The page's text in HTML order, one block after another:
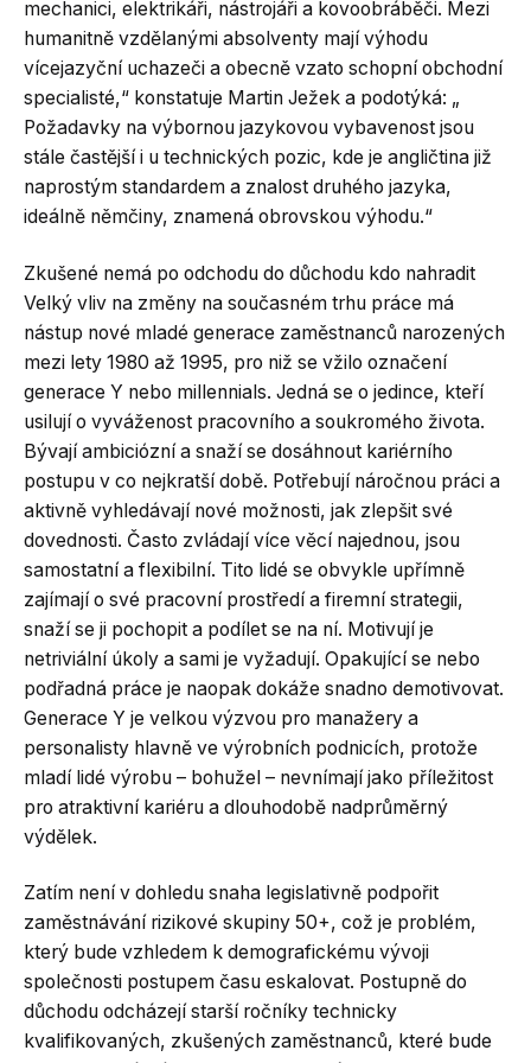
mechanici, elektrikáři, nástrojáři a kovoobráběči. Mezi
humanitně vzdělanými absolventy mají výhodu
vícejazyční uchazeči a obecně vzato schopní obchodní
specialisté,“ konstatuje Martin Ježek a podotýká: „
Požadavky na výbornou jazykovou vybavenost jsou
stále častější i u technických pozic, kde je angličtina již
naprostým standardem a znalost druhého jazyka,
ideálně němčiny, znamená obrovskou výhodu.“
Zkušené nemá po odchodu do důchodu kdo nahradit
Velký vliv na změny na současném trhu práce má
nástup nové mladé generace zaměstnanců narozených
mezi lety 1980 až 1995, pro niž se vžilo označení
generace Y nebo millennials. Jedná se o jedince, kteří
usilují o vyváženost pracovního a soukromého života.
Bývají ambiciózní a snaží se dosáhnout kariérního
postupu v co nejkratší době. Potřebují náročnou práci a
aktivně vyhledávají nové možnosti, jak zlepšit své
dovednosti. Často zvládají více věcí najednou, jsou
samostatní a flexibilní. Tito lidé se obvykle upřímně
zajímají o své pracovní prostředí a firemní strategii,
snaží se ji pochopit a podílet se na ní. Motivují je
netriviální úkoly a sami je vyžadují. Opakující se nebo
podřadná práce je naopak dokáže snadno demotivovat.
Generace Y je velkou výzvou pro manažery a
personalisty hlavně ve výrobních podnicích, protože
mladí lidé výrobu – bohužel – nevnímají jako příležitost
pro atraktivní kariéru a dlouhodobě nadprůměrný
výdělek.
Zatím není v dohledu snaha legislativně podpořit
zaměstnávání rizikové skupiny 50+, což je problém,
který bude vzhledem k demografickému vývoji
společnosti postupem času eskalovat. Postupně do
důchodu odcházejí starší ročníky technicky
kvalifikovaných, zkušených zaměstnanců, které bude